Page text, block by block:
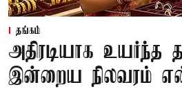
தங்கம்
அதிரடியாக உயர்ந்த
இன்றைய நிலவரம்